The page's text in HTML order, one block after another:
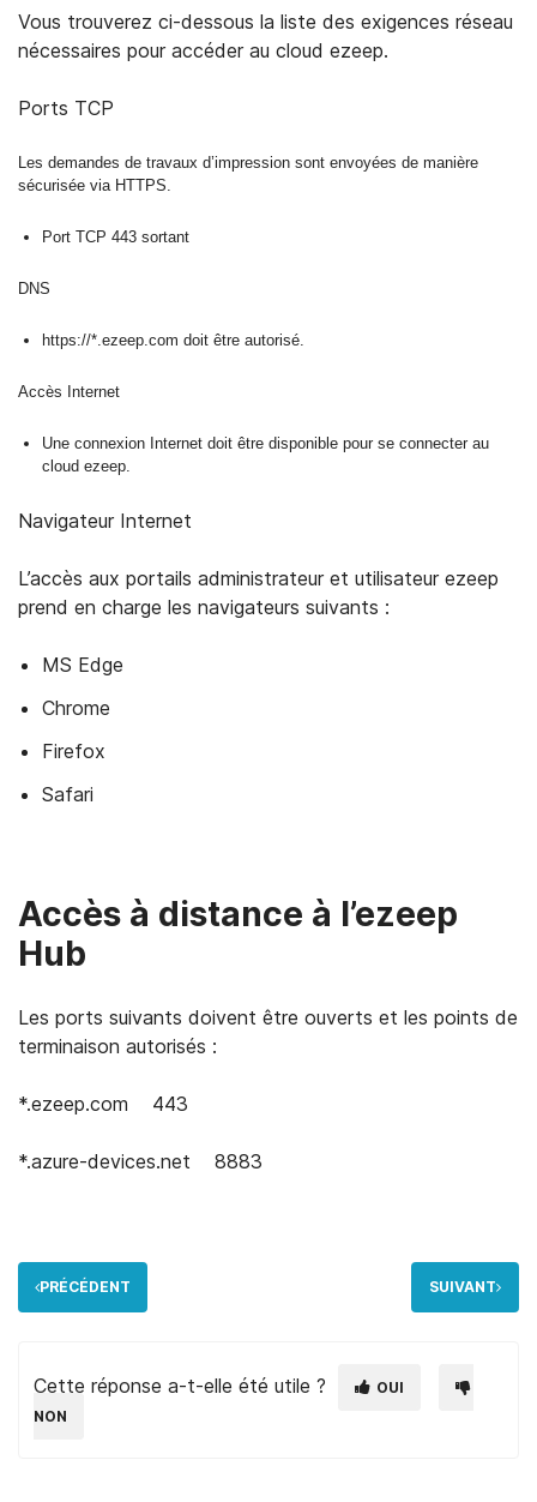
Vous trouverez ci-dessous la liste des exigences réseau
nécessaires pour accéder au cloud ezeep.
Ports TCP
Les demandes de travaux d’impression sont envoyées de manière
sécurisée via HTTPS.
Port TCP 443 sortant
DNS
https://*.ezeep.com doit être autorisé.
Accès Internet
Une connexion Internet doit être disponible pour se connecter au
cloud ezeep.
Navigateur Internet
L’accès aux portails administrateur et utilisateur ezeep
prend en charge les navigateurs suivants :
MS Edge
Chrome
Firefox
Safari
Accès à distance à l’ezeep
Hub
Les ports suivants doivent être ouverts et les points de
terminaison autorisés :
*.ezeep.com 443
*.azure-devices.net 8883
PRÉCÉDENT SUIVANT
Cette réponse a-t-elle été utile ?
OUI
NON